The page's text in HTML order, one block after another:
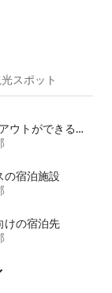
スポット
スキーイン/アウトができる宿泊先
の宿泊施設
けの宿泊先